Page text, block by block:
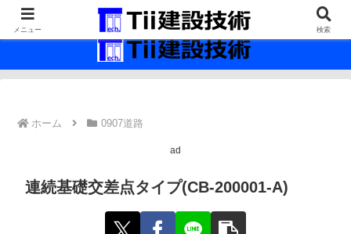
最新の建設技術の情報インフラ。
ホーム 0907道路
ad
連続基礎交差点タイプ(CB-200001-A)
メニュー 検索